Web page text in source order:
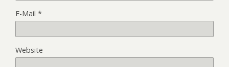
E-Mail *
Website